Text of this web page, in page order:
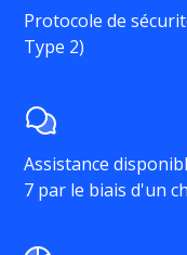
Protocole de
Type 2)
Assistance
7 par le biais d'un